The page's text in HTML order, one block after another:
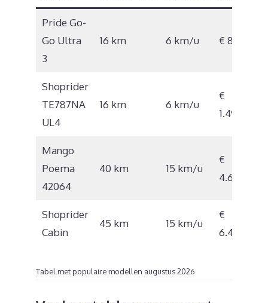
Pride Go-
Go Ultra
3
16 km 6 km/u € 845
Shoprider
TE787NA
UL4
16 km 6 km/u
€
1.494
Mango
Poema
42064
40 km 15 km/u
€
4.695
Shoprider
Cabin
45 km 15 km/u
€
6.495
Tabel met populaire modellen augustus 2026